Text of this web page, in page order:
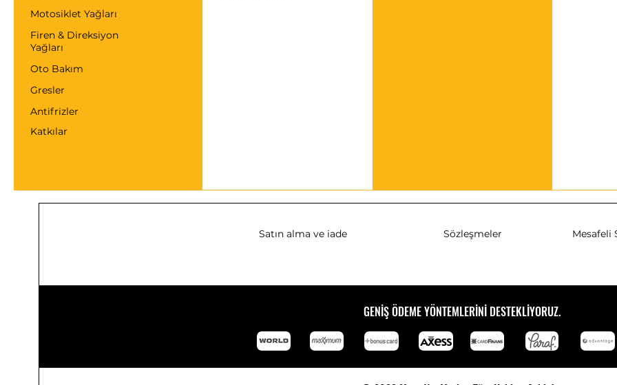
Motosiklet Yağları
Firen & Direksiyon
Yağları
Oto Bakım
Gresler
Antifrizler
Katkılar
Satın alma ve iade Sözleşmeler Mesafeli
GENİŞ ÖDEME YÖNTEMLERİNİ DESTEKLİYORUZ.